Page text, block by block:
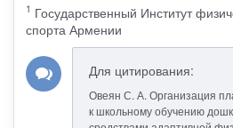
1 Государственный Институт
спорта Армении
Для цитирования:
Овеян С. А. Организация
к школьному обучению